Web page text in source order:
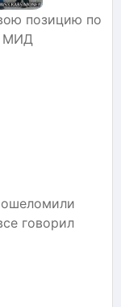
позицию по
МИД
говорил